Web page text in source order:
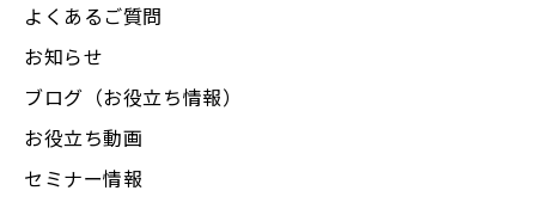
よくあるご質問
お知らせ
ブログ（お役立ち情報）
お役立ち動画
セミナー情報